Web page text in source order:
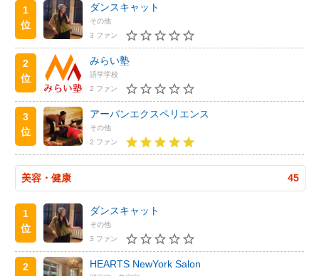
1
位
ダンスキャット
その他
3 ファン
2
位
みらい塾
語学学校
2 ファン
3
位
アーバンエクスペリエンス
その他
2 ファン
美容・健康 45
1
位
ダンスキャット
その他
3 ファン
2
HEARTS NewYork Salon